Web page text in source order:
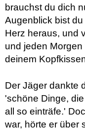
brauchst du dich
Augenblick bist
Herz heraus, und
und jeden
deinem
Der Jäger dankte
'schöne Dinge,
all so einträfe.'
war, hörte er über